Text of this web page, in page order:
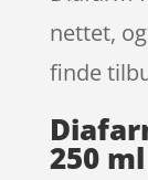
nettet,
finde
250